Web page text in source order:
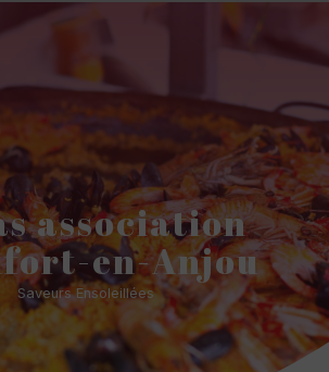
association
en-Anjou
Saveurs Ensoleillées
des cookies